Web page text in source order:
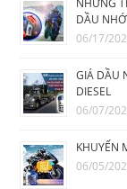
DẦU
06/17/
GIÁ DẦU
DIESEL
06/07/
KHUYẾN
06/05/